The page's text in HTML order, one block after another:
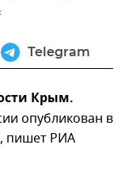
Telegram
Крым.
опубликован в
пишет РИА